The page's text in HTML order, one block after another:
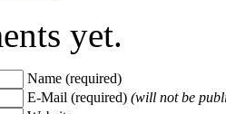
yet.
Name (required)
E-Mail (required) (will not be